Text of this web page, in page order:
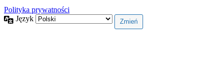
Polityka prywatności
Język